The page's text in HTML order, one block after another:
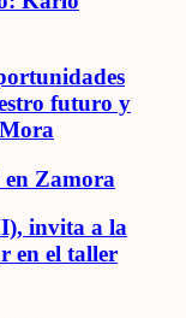
futuro y
Zamora
invita a la
en el taller